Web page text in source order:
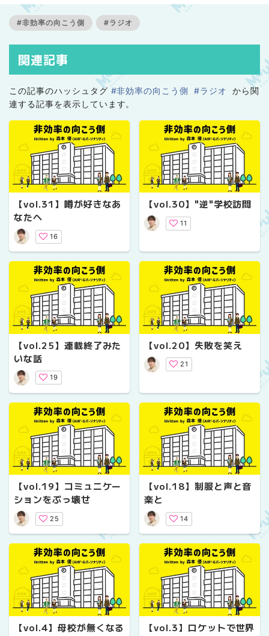
音楽を聴きライブに参加しバスケを見るのが好き。
#非効率の向こう側 #ラジオ
関連記事
この記事のハッシュタグ #非効率の向こう側 #ラジオ
から関
連する記事を表示しています。
【vol.31】噂が好きなあ
なたへ
16
【vol.30】"逆"学校訪問
11
【vol.25】連載終了みた
いな話
19
【vol.20】失敗を笑え
21
【vol.19】コミュニケー
ションをぶっ壊せ
25
【vol.18】制服と声と音
楽と
14
【vol.4】母校が無くなる
【vol.3】ロケットで世界